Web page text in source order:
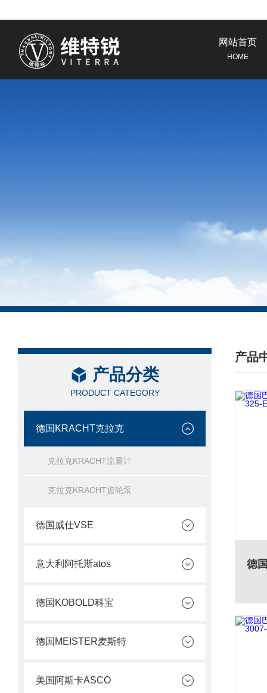
网站首页
HOME
产品分类
PRODUCT CATEGORY
德国KRACHT克拉克
克拉克KRACHT流量计
克拉克KRACHT齿轮泵
德国威仕VSE
意大利阿托斯atos
德国KOBOLD科宝
德国MEISTER麦斯特
美国阿斯卡ASCO
产品
/